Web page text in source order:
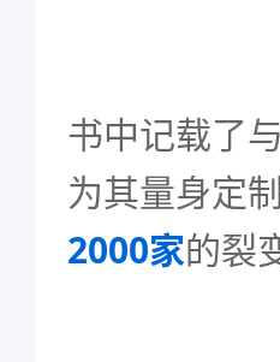
书中记载了
为其量身定
2000家的裂